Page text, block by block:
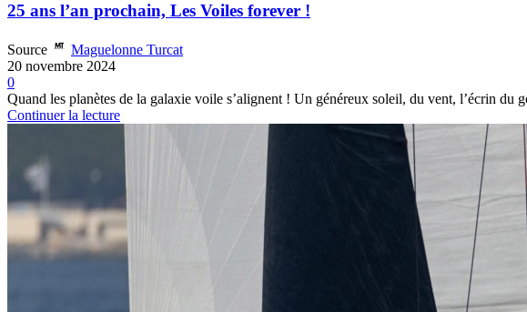
0
25 ans l’an prochain, Les Voiles forever !
Source
Maguelonne Turcat
20 novembre 2024
0
Quand les planètes de la galaxie voile s’alignent ! Un généreux soleil, du vent, l’écrin du
Continuer la lecture